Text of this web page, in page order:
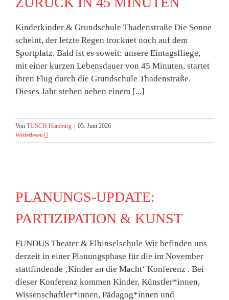
Kinderkinder & Grundschule Thadenstraße Die Sonne
scheint, der letzte Regen trocknet noch auf dem
Sportplatz. Bald ist es soweit: unsere Eintagsfliege,
mit einer kurzen Lebensdauer von 45 Minuten, startet
ihren Flug durch die Grundschule Thadenstraße.
Dieses Jahr stehen neben einem [...]
Von TUSCH Hamburg
05. Juni 2026
Weiterlesen
PLANUNGS-UPDATE:
PARTIZIPATION & KUNST
FUNDUS Theater & Elbinselschule Wir befinden uns
derzeit in einer Planungsphase für die im November
stattfindende ‚Kinder an die Macht‘ Konferenz . Bei
dieser Konferenz kommen Kinder, Künstler*innen,
Wissenschaftler*innen, Pädagog*innen und